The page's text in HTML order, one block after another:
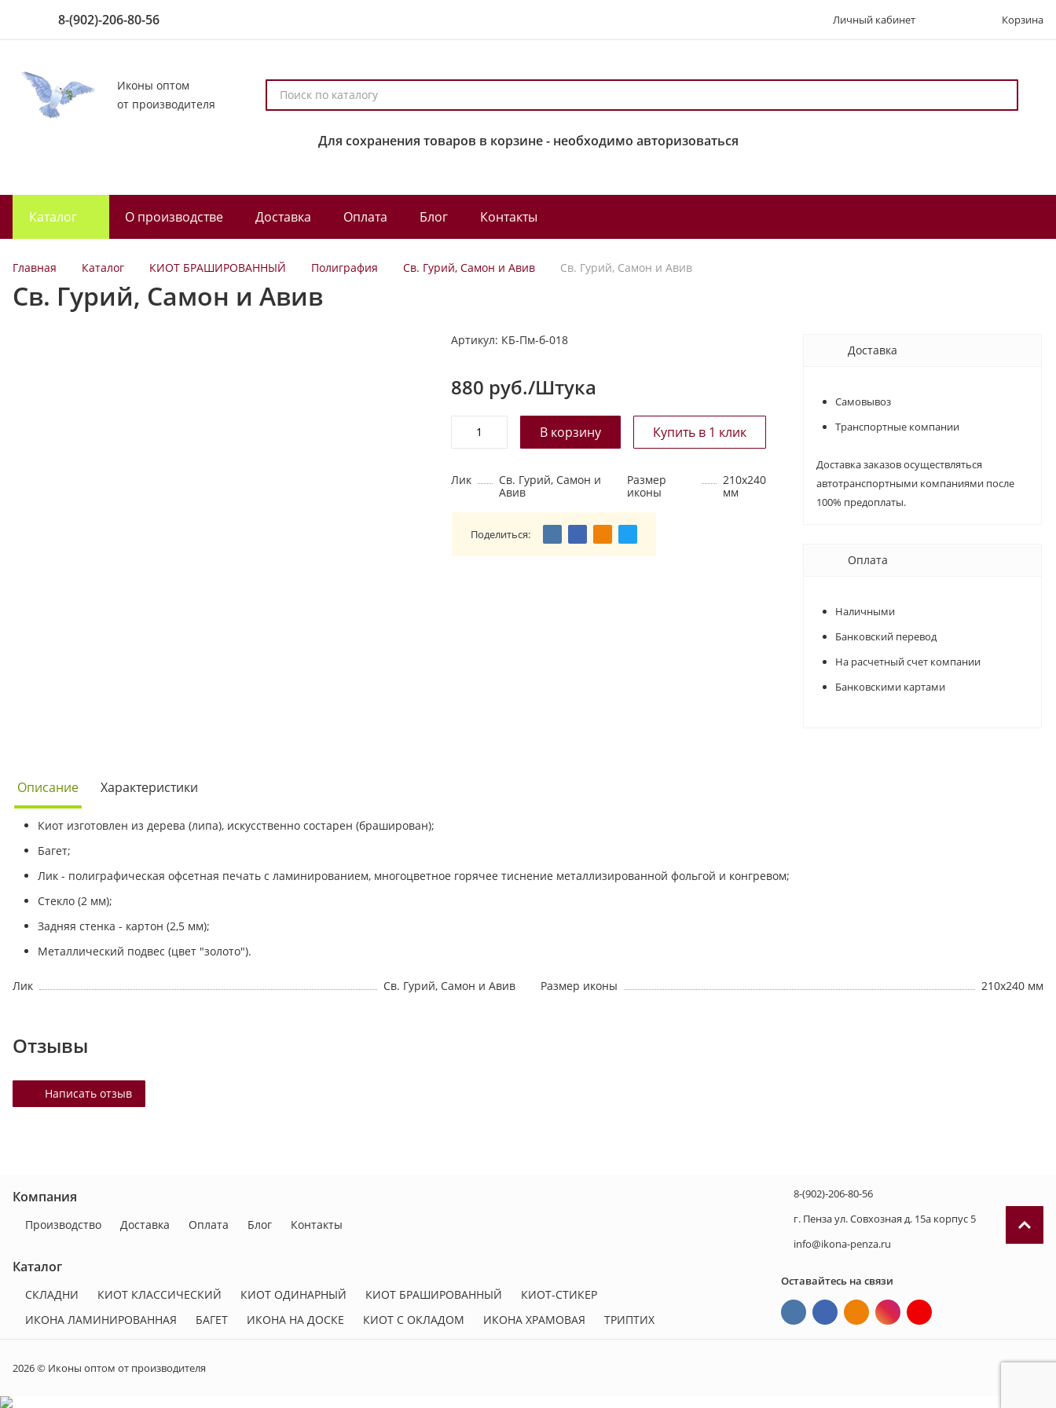
8-(902)-206-80-56 Личный кабинет Корзина
Иконы оптом
от производителя
о
к
а
а
л
Для сохранения товаров в корзине - необходимо авторизоваться
Каталог О производстве Доставка Оплата Блог Контакты
Главная Каталог КИОТ БРАШИРОВАННЫЙ Полиграфия Св. Гурий, Самон и Авив Св. Гурий, Самон и Авив
Св. Гурий, Самон и Авив
Артикул: КБ-Пм-б-018
880 руб./Штука
Лик
Св. Гурий, Самон и
Авив
Размер
иконы
210х240
мм
Поделиться:
Доставка
Самовывоз
Транспортные компании
Доставка заказов осуществляться
автотранспортными компаниями после
100% предоплаты.
Оплата
Наличными
Банковский перевод
На расчетный счет компании
Банковскими картами
Описание Характеристики
Киот изготовлен из дерева (липа), искусственно состарен (браширован);
Багет;
Лик - полиграфическая офсетная печать с ламинированием, многоцветное горячее тиснение металлизированной фольгой и конгревом;
Стекло (2 мм);
Задняя стенка - картон (2,5 мм);
Металлический подвес (цвет "золото").
Лик Св. Гурий, Самон и Авив Размер иконы 210х240 мм
Отзывы
Написать отзыв
Компания
Производство Доставка Оплата Блог Контакты
Каталог
СКЛАДНИ КИОТ КЛАССИЧЕСКИЙ КИОТ ОДИНАРНЫЙ КИОТ БРАШИРОВАННЫЙ
КИОТ-СТИКЕР
ИКОНА ЛАМИНИРОВАННАЯ
БАГЕТ ИКОНА НА ДОСКЕ КИОТ С ОКЛАДОМ ИКОНА ХРАМОВАЯ ТРИПТИХ
8-(902)-206-80-56
г. Пенза ул. Совхозная д. 15а корпус 5
info@ikona-penza.ru
Оставайтесь на связи
2026 © Иконы оптом от производителя